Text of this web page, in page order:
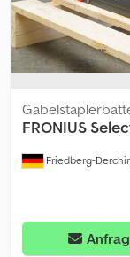
Friedberg-
FRONIUS